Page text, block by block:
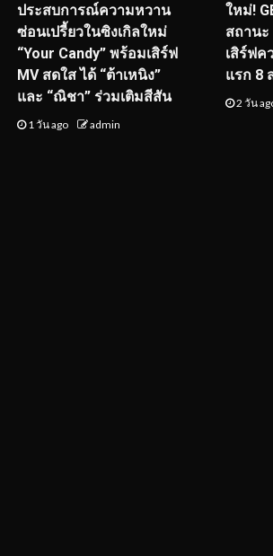
ประสบการณ์ความหวาน
ซ่อนเปรี้ยวในซิงเกิลใหม่
“Your Candy” พร้อมเสิร์ฟ
MV สดใส ได้ “ต้าเหนิง”
และ “ณิชา” ร่วมเติมสีสัน
1 วัน ago admin
ใหม่!
สถานะ
เสิร์ฟค
แรก 8
2 วัน